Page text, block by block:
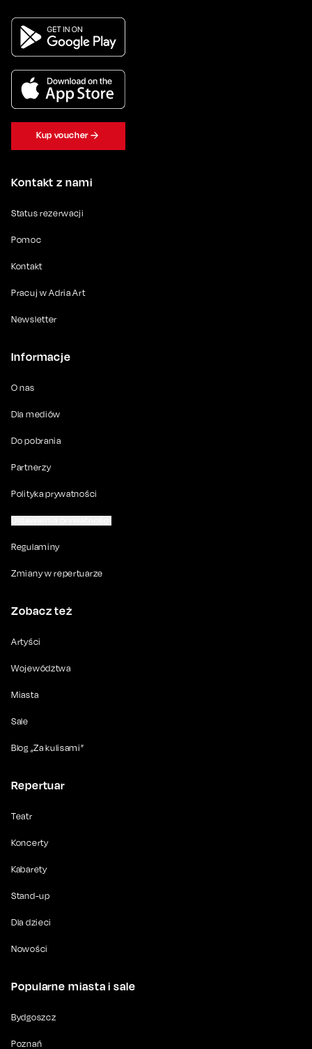
Kontakt z nami
Status rezerwacji
Pomoc
Kontakt
Pracuj w Adria Art
Newsletter
Informacje
O nas
Dla mediów
Do pobrania
Partnerzy
Polityka prywatności
Regulaminy
Zmiany w repertuarze
Zobacz też
Artyści
Województwa
Miasta
Sale
Blog „Za kulisami”
Repertuar
Teatr
Koncerty
Kabarety
Stand-up
Dla dzieci
Nowości
Popularne miasta i sale
Bydgoszcz
Poznań
Kup voucher